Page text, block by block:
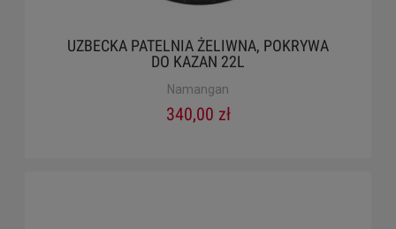
UZBECKA PATELNIA ŻELIWNA, POKRYWA
DO KAZAN 22L
Namangan
340,00 zł